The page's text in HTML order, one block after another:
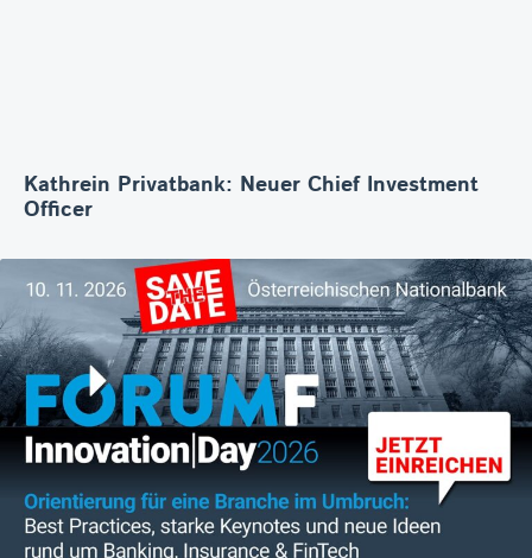
Kathrein Privatbank: Neuer Chief Investment
Officer